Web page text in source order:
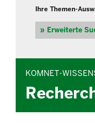
Ihre Themen-
Erweiterte
KOMNET-